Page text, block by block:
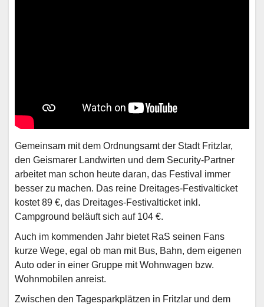
Gemeinsam mit dem Ordnungsamt der Stadt Fritzlar,
den Geismarer Landwirten und dem Security-Partner
arbeitet man schon heute daran, das Festival immer
besser zu machen. Das reine Dreitages-Festivalticket
kostet 89 €, das Dreitages-Festivalticket inkl.
Campground beläuft sich auf 104 €.
Auch im kommenden Jahr bietet RaS seinen Fans
kurze Wege, egal ob man mit Bus, Bahn, dem eigenen
Auto oder in einer Gruppe mit Wohnwagen bzw.
Wohnmobilen anreist.
Zwischen den Tagesparkplätzen in Fritzlar und dem